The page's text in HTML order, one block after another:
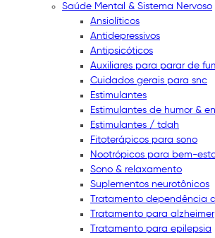
Saúde Mental & Sistema Nervoso
Ansiolíticos
Antidepressivos
Antipsicóticos
Auxiliares para parar de
Cuidados gerais para snc
Estimulantes
Estimulantes de humor &
Estimulantes / tdah
Fitoterápicos para sono
Nootrópicos para bem-
Sono & relaxamento
Suplementos neurotônicos
Tratamento dependência
Tratamento para alzheimer
Tratamento para epilepsia